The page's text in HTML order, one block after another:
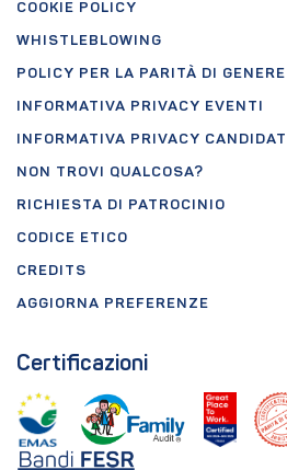
COOKIE POLICY
WHISTLEBLOWING
POLICY PER LA PARITÀ DI GENERE
INFORMATIVA PRIVACY EVENTI
INFORMATIVA PRIVACY CANDIDATI
NON TROVI QUALCOSA?
RICHIESTA DI PATROCINIO
CODICE ETICO
CREDITS
AGGIORNA PREFERENZE
Certificazioni